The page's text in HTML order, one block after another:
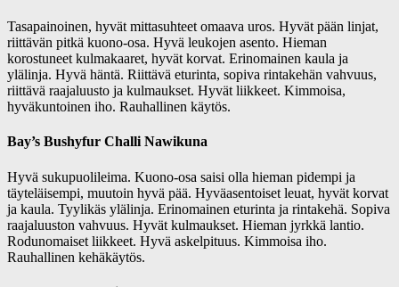
Tasapainoinen, hyvät mittasuhteet omaava uros. Hyvät pään linjat,
riittävän pitkä kuono-osa. Hyvä leukojen asento. Hieman
korostuneet kulmakaaret, hyvät korvat. Erinomainen kaula ja
ylälinja. Hyvä häntä. Riittävä eturinta, sopiva rintakehän vahvuus,
riittävä raajaluusto ja kulmaukset. Hyvät liikkeet. Kimmoisa,
hyväkuntoinen iho. Rauhallinen käytös.
Bay’s Bushyfur Challi Nawikuna
Hyvä sukupuolileima. Kuono-osa saisi olla hieman pidempi ja
täyteläisempi, muutoin hyvä pää. Hyväasentoiset leuat, hyvät korvat
ja kaula. Tyylikäs ylälinja. Erinomainen eturinta ja rintakehä. Sopiva
raajaluuston vahvuus. Hyvät kulmaukset. Hieman jyrkkä lantio.
Rodunomaiset liikkeet. Hyvä askelpituus. Kimmoisa iho.
Rauhallinen kehäkäytös.